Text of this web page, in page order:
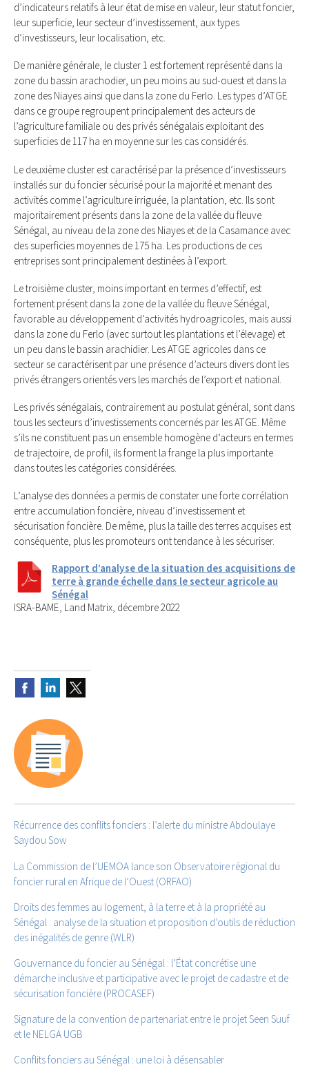
d’indicateurs relatifs à leur état de mise en valeur, leur statut foncier,
leur superficie, leur secteur d’investissement, aux types
d’investisseurs, leur localisation, etc.
De manière générale, le cluster 1 est fortement représenté dans la
zone du bassin arachodier, un peu moins au sud-ouest et dans la
zone des Niayes ainsi que dans la zone du Ferlo. Les types d’ATGE
dans ce groupe regroupent principalement des acteurs de
l’agriculture familiale ou des privés sénégalais exploitant des
superficies de 117 ha en moyenne sur les cas considérés.
Le deuxième cluster est caractérisé par la présence d’investisseurs
installés sur du foncier sécurisé pour la majorité et menant des
activités comme l’agriculture irriguée, la plantation, etc. Ils sont
majoritairement présents dans la zone de la vallée du fleuve
Sénégal, au niveau de la zone des Niayes et de la Casamance avec
des superficies moyennes de 175 ha. Les productions de ces
entreprises sont principalement destinées à l’export.
Le troisième cluster, moins important en termes d’effectif, est
fortement présent dans la zone de la vallée du fleuve Sénégal,
favorable au développement d’activités hydroagricoles, mais aussi
dans la zone du Ferlo (avec surtout les plantations et l’élevage) et
un peu dans le bassin arachidier. Les ATGE agricoles dans ce
secteur se caractérisent par une présence d’acteurs divers dont les
privés étrangers orientés vers les marchés de l’export et national.
Les privés sénégalais, contrairement au postulat général, sont dans
tous les secteurs d’investissements concernés par les ATGE. Même
s’ils ne constituent pas un ensemble homogène d’acteurs en termes
de trajectoire, de profil, ils forment la frange la plus importante
dans toutes les catégories considérées.
L’analyse des données a permis de constater une forte corrélation
entre accumulation foncière, niveau d’investissement et
sécurisation foncière. De même, plus la taille des terres acquises est
conséquente, plus les promoteurs ont tendance à les sécuriser.
Rapport d’analyse de la situation des acquisitions de
terre à grande échelle dans le secteur agricole au
Sénégal
ISRA-BAME, Land Matrix, décembre 2022
Récurrence des conflits fonciers : l’alerte du ministre Abdoulaye
Saydou Sow
La Commission de l’UEMOA lance son Observatoire régional du
foncier rural en Afrique de l’Ouest (ORFAO)
Droits des femmes au logement, à la terre et à la propriété au
Sénégal : analyse de la situation et proposition d’outils de réduction
des inégalités de genre (WLR)
Gouvernance du foncier au Sénégal : l’État concrétise une
démarche inclusive et participative avec le projet de cadastre et de
sécurisation foncière (PROCASEF)
Signature de la convention de partenariat entre le projet Seen Suuf
et le NELGA UGB
Conflits fonciers au Sénégal : une loi à désensabler